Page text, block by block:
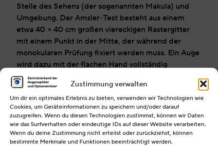
Zustimmung verwalten
Um dir ein optimales Erlebnis zu bieten, verwenden wir Technologien wie
Cookies, um Geräteinformationen zu speichern und/oder darauf
zuzugreifen. Wenn du diesen Technologien zustimmst, können wir Daten
wie das Surfverhalten oder eindeutige IDs auf dieser Website verarbeiten.
Wenn du deine Zustimmung nicht erteilst oder zurückziehst, können
bestimmte Merkmale und Funktionen beeinträchtigt werden.
Stelle des Sehens (der sogenannten Makula) und
Umgebung. Der Amsler-Test besteht aus einem
etwa 40 × 40 cm großen viereckigen Rastergitter
mit einem Punkt in der Mitte, der während der
monokularen Prüfung fixiert werden muss. Ein Auge
wird dazu mit der flachen Hand vollständig
abgedeckt. Die Distanz zwischen Auge und Test
beträgt ca. 40–50 cm. Sieht die Testperson Löcher
im Raster, dunkle Stellen, Wellen oder
Verkrümmungen der Rasterlinien, sollte ein
Augenarzt aufgesucht werden.